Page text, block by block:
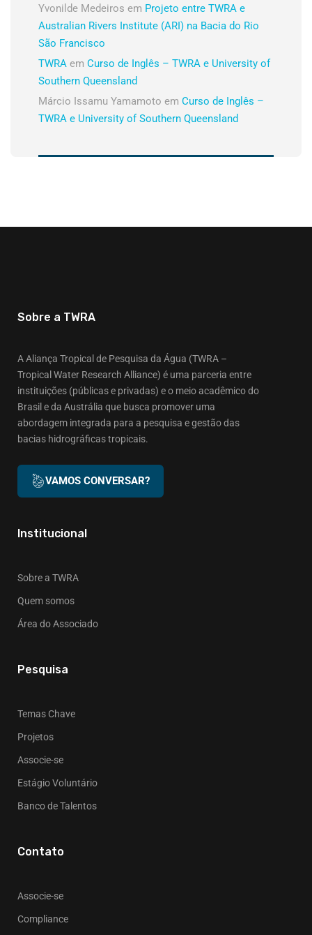
Yvonilde Medeiros em Projeto entre TWRA e
Australian Rivers Institute (ARI) na Bacia do Rio
São Francisco
TWRA em Curso de Inglês – TWRA e University of
Southern Queensland
Márcio Issamu Yamamoto em Curso de Inglês –
TWRA e University of Southern Queensland
Sobre a TWRA
A Aliança Tropical de Pesquisa da Água (TWRA –
Tropical Water Research Alliance) é uma parceria entre
instituições (públicas e privadas) e o meio acadêmico do
Brasil e da Austrália que busca promover uma
abordagem integrada para a pesquisa e gestão das
bacias hidrográficas tropicais.
VAMOS CONVERSAR?
Institucional
Sobre a TWRA
Quem somos
Área do Associado
Pesquisa
Temas Chave
Projetos
Associe-se
Estágio Voluntário
Banco de Talentos
Contato
Associe-se
Compliance